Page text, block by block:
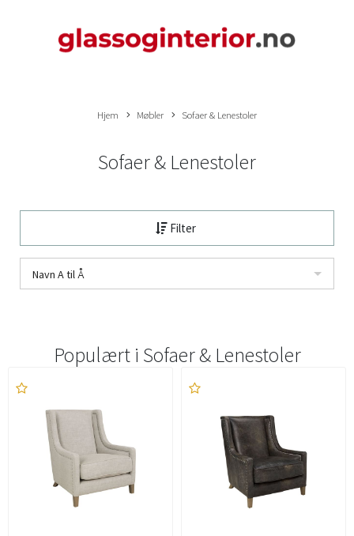
Hjem Møbler Sofaer & Lenestoler
Sofaer & Lenestoler
Filter
Navn A til Å
Populært i Sofaer & Lenestoler